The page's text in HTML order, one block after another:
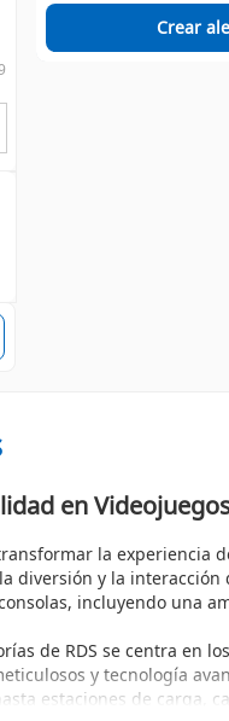
Crear
en
la experiencia
diversión y la
incluyendo una
de RDS se centra en los
y tecnología
estaciones de carga,